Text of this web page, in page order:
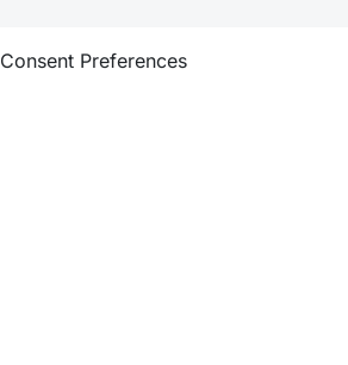
Consent Preferences